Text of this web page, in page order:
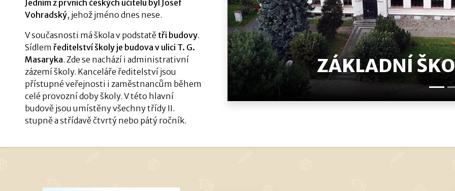
Jedním z prvních českých učitelů byl Josef
Vohradský, jehož jméno dnes nese.
V současnosti má škola v podstatě tři budovy.
Sídlem ředitelství školy je budova v ulici T. G.
Masaryka. Zde se nachází i administrativní
zázemí školy. Kanceláře ředitelství jsou
přístupné veřejnosti i zaměstnancům během
celé provozní doby školy. V této hlavní
budově jsou umístěny všechny třídy II.
stupně a střídavě čtvrtý nebo pátý ročník.
ZÁKLADNÍ
.